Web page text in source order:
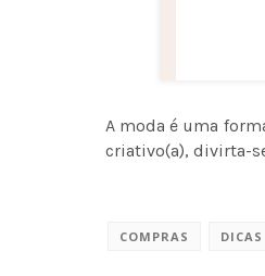
A moda é uma
criativo(a), divirta-
COMPRAS DICAS